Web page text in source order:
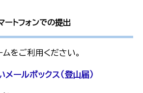
ートフォンでの提出
をご利用ください。
メールボックス（登山届）